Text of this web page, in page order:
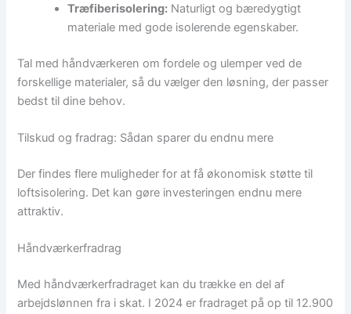
Træfiberisolering: Naturligt og bæredygtigt
materiale med gode isolerende egenskaber.
Tal med håndværkeren om fordele og ulemper ved de
forskellige materialer, så du vælger den løsning, der passer
bedst til dine behov.
Tilskud og fradrag: Sådan sparer du endnu mere
Der findes flere muligheder for at få økonomisk støtte til
loftsisolering. Det kan gøre investeringen endnu mere
attraktiv.
Håndværkerfradrag
Med håndværkerfradraget kan du trække en del af
arbejdslønnen fra i skat. I 2024 er fradraget på op til 12.900